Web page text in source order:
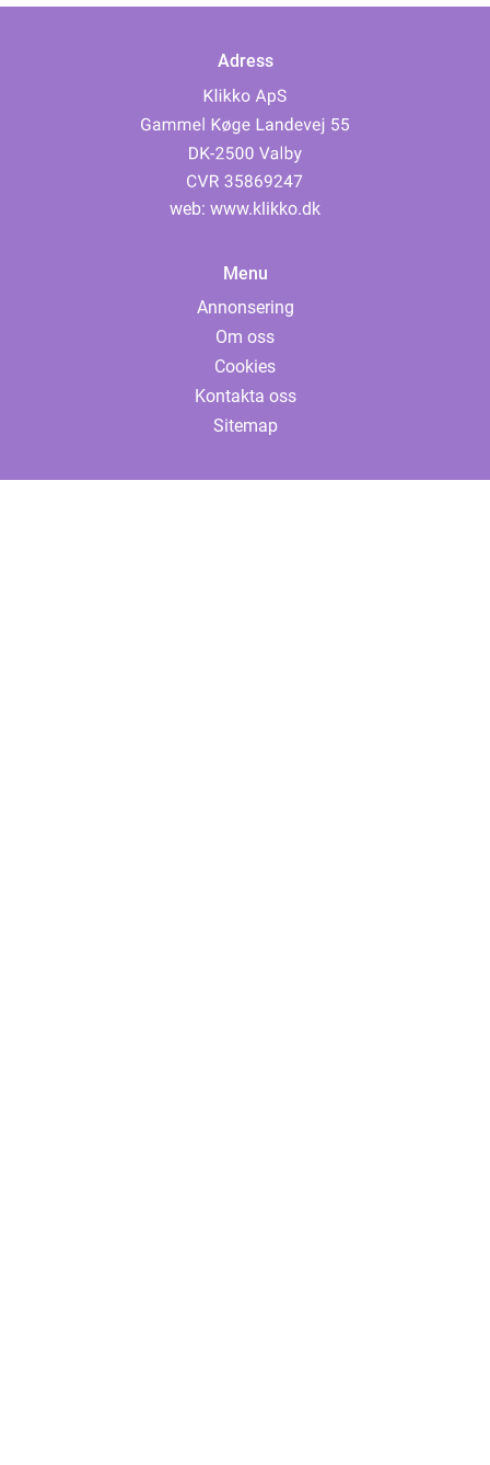
Adress
web: www.klikko.dk
Menu
Annonsering
Om oss
Cookies
Kontakta oss
Sitemap